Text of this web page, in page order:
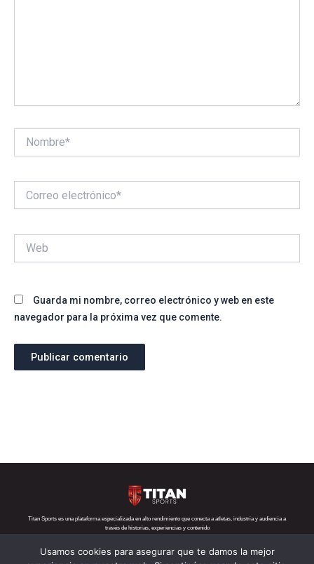
electrónico*
Guarda mi nombre, correo electrónico y web en este
navegador para la próxima vez que comente.
Titan Sports es una plataforma especializada en alto rendimiento que conecta a atletas, industria y audiencia a
través de historias, experiencias y contenido
Teléfono: +52 1 55 6719 5282 Correo: contacto@titansports.mx
Usamos cookies para asegurar que te damos la mejor